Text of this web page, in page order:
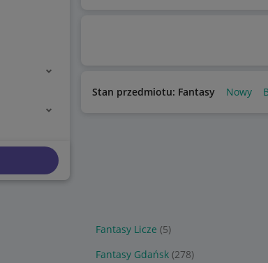
Stan przedmiotu: Fantasy Nowy
Fantasy Licze (5)
Fantasy Gdańsk (278)